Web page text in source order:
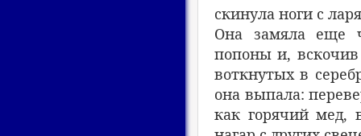
скинула ноги с
Она замяла еще
попоны и, вскочив
воткнутых в
она выпала:
как горячий мед,